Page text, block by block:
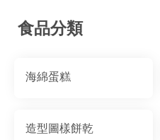
食品分類
海綿蛋糕
造型圖樣餅乾